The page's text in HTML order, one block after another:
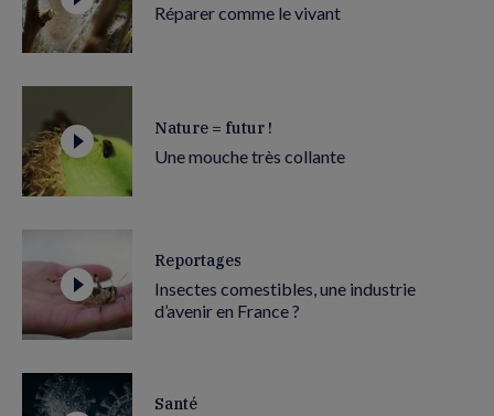
Réparer comme le vivant
Nature = futur !
Une mouche très collante
Reportages
Insectes comestibles, une industrie
d’avenir en France ?
Santé